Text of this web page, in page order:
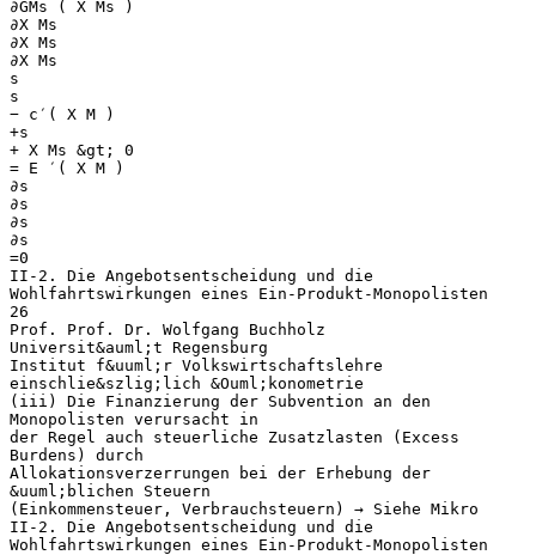
∂GMs ( X Ms )
∂X Ms
∂X Ms
∂X Ms
s
s
− c′( X M )
+s
+ X Ms &gt; 0
= E ′( X M )
∂s
∂s
∂s
∂s
=0
II-2. Die Angebotsentscheidung und die
Wohlfahrtswirkungen eines Ein-Produkt-Monopolisten
26
Prof. Prof. Dr. Wolfgang Buchholz
Universit&auml;t Regensburg
Institut f&uuml;r Volkswirtschaftslehre
einschlie&szlig;lich &Ouml;konometrie
(iii) Die Finanzierung der Subvention an den
Monopolisten verursacht in
der Regel auch steuerliche Zusatzlasten (Excess
Burdens) durch
Allokationsverzerrungen bei der Erhebung der
&uuml;blichen Steuern
(Einkommensteuer, Verbrauchsteuern) → Siehe Mikro
II-2. Die Angebotsentscheidung und die
Wohlfahrtswirkungen eines Ein-Produkt-Monopolisten